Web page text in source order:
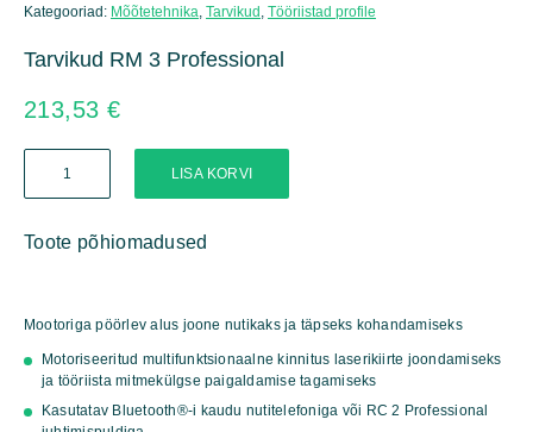
Kategooriad: Mõõtetehnika Tarvikud Tööriistad profile
Tarvikud RM 3 Professional
213,53 €
3
kogus
LISA KORVI
Toote põhiomadused
Mootoriga pöörlev alus joone nutikaks ja täpseks kohandamiseks
Motoriseeritud multifunktsionaalne kinnitus laserikiirte joondamiseks
ja tööriista mitmekülgse paigaldamise tagamiseks
Kasutatav Bluetooth®-i kaudu nutitelefoniga või RC 2 Professional